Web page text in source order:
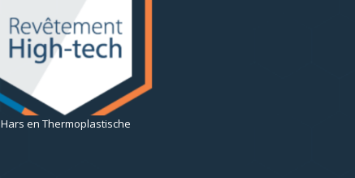
Hars en Thermoplastische